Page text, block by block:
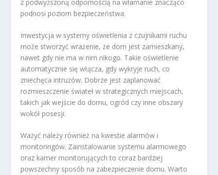
z podwyższoną odpornością na włamanie znacząco
podnosi poziom bezpieczeństwa.
Inwestycja w systemy oświetlenia z czujnikami ruchu
może stworzyć wrażenie, że dom jest zamieszkany,
nawet gdy nie ma w nim nikogo. Takie oświetlenie
automatycznie się włącza, gdy wykryje ruch, co
zniechęca intruzów. Dobrze jest zaplanować
rozmieszczenie świateł w strategicznych miejscach,
takich jak wejście do domu, ogród czy inne obszary
wokół posesji.
Ważyć należy również na kwestie alarmów i
monitoringów. Zainstalowanie systemu alarmowego
oraz kamer monitorujących to coraz bardziej
powszechny sposób na zabezpieczenie domu. Warto